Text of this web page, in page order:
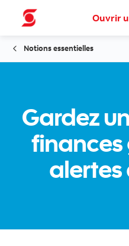
Ouvrir
Notions essentielles
Gardez
finances
alertes